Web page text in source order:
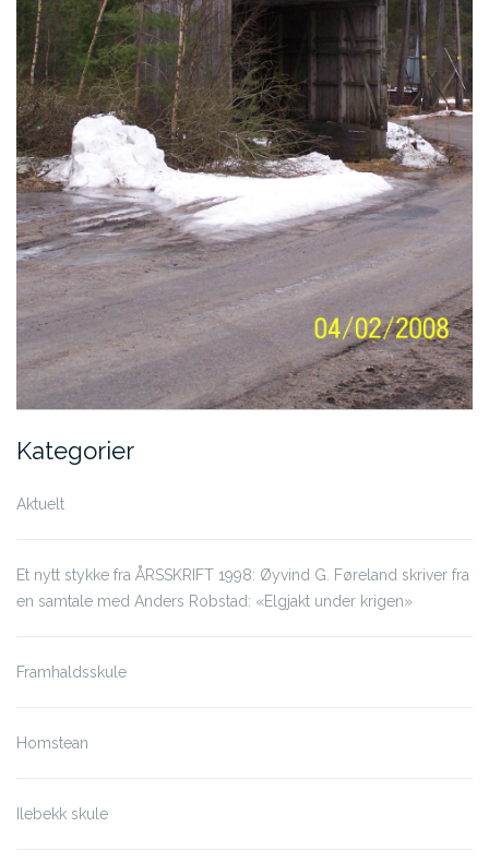
Kategorier
Aktuelt
Et nytt stykke fra ÅRSSKRIFT 1998: Øyvind G. Føreland skriver fra
en samtale med Anders Robstad: «Elgjakt under krigen»
Framhaldsskule
Homstean
Ilebekk skule